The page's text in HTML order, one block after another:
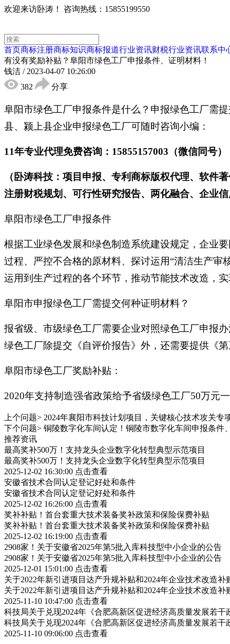
欢迎来访卧涛！ 咨询热线：15855199550
首页商标注册商标知识商标报道行业资讯财税行业资讯联系中
有没有奖励补贴？阜阳市绿色工厂申报条件、证明材料！
钱洁 / 2023-04-07 10:26:00
382
分享
阜阳市绿色工厂申报条件是什么？申报绿色工厂需
县、颍上县企业申报绿色工厂可随时咨询小编：
11年专业代理免费咨询：15855157003（微信同号）
（卧涛科技：项目申报、专利商标版权代理、软件
注册财税规划、可行性研究报告、两化融合、企业
阜阳市绿色工厂申报条件
根据工业绿色发展和绿色制造系统建设规定，企业
过程、严控不合格的原材料、探讨运用“清洁生产
运用到生产过程的各个环节，推动节能技术改造，
阜阳市申报绿色工厂需提交何种证明材料？
报省级、市级绿色工厂需要企业对照绿色工厂申报
绿色工厂除提交《自评价报告》外，还需要提供《
阜阳市绿色工厂奖励补贴：
2020年支持制造强省政策给予省级绿色工厂50万元
上个问题> 2024年襄阳市科技计划项目，关键核心技术攻关专
下个问题> 铜陵数字化车间认定！铜陵市数字化车间申报条件
推荐资讯
最高奖补500万！支持龙头企业数字化转型典型示范项目
最高奖补500万！支持龙头企业数字化转型典型示范项目
2025-12-02 16:30:00 点击查看
安徽省技术合同认定登记好处和条件
安徽省技术合同认定登记好处和条件
2025-12-02 16:26:00 点击查看
奖补补贴！首台套重大技术装备奖补政策和保险保费补贴
奖补补贴！首台套重大技术装备奖补政策和保险保费补贴
2025-12-02 16:19:00 点击查看
2908家！关于安徽省2025年第5批入库科技型中小企业的公告
2908家！关于安徽省2025年第5批入库科技型中小企业的公告
2025-12-01 15:01:00 点击查看
关于2022年新引进项目达产升规补贴和2024年企业技术改造
关于2022年新引进项目达产升规补贴和2024年企业技术改造
2025-11-10 10:47:00 点击查看
科技局关于兑现2024年《合肥高新区促进经济高质量发展若
科技局关于兑现2024年《合肥高新区促进经济高质量发展若
2025-11-10 09:06:00 点击查看